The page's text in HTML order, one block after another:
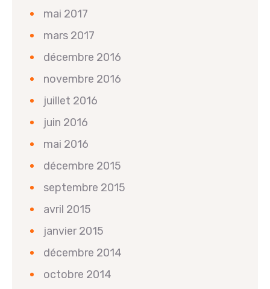
mai 2017
mars 2017
décembre 2016
novembre 2016
juillet 2016
juin 2016
mai 2016
décembre 2015
septembre 2015
avril 2015
janvier 2015
décembre 2014
octobre 2014